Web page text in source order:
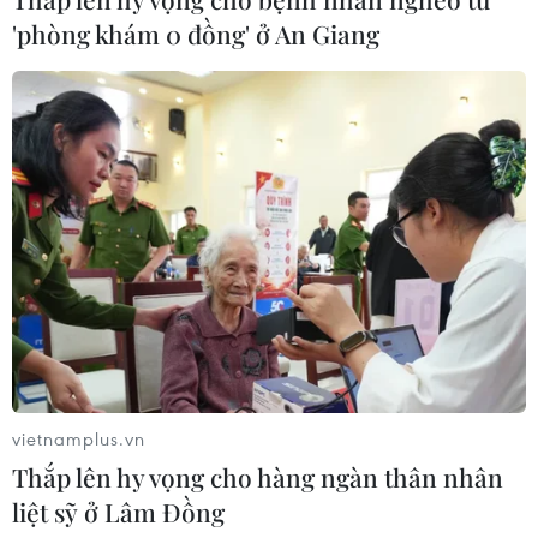
y tâm thần Trung ương cùng 63 bị
can
04/08/2026 09:23
Xem thêm
CƠ QUAN CHỦ QUẢN: THÔNG TẤN XÃ VIỆT NAM
Tổng Biên tập: TRẦN TIẾN DUẨN
Phó Tổng Biên tập: NGUYỄN THỊ TÁM, KHÚC THANH
THỦY
'phòng khám 0 đồng' ở An Giang
vietnamplus.vn
Thắp lên hy vọng cho hàng ngàn thân nhân
liệt sỹ ở Lâm Đồng